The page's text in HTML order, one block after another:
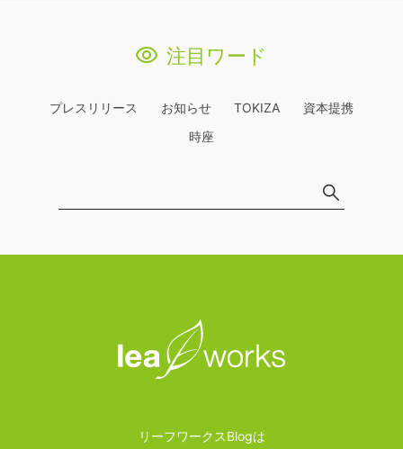
注目ワード
プレスリリース お知らせ TOKIZA
資本提携
時座
リーフワークスBlogは